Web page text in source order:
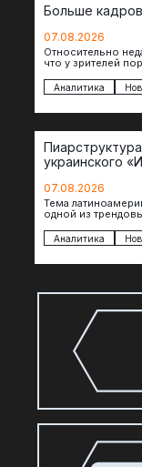
Больше
07.08.2026
Относительно
что у зрителей
Аналитика
украинского
07.08.2026
Тема
одной из
Аналитика